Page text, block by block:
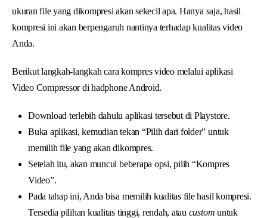
ukuran file yang dikompresi akan sekecil apa. Hanya saja, hasil
kompresi ini akan berpengaruh nantinya terhadap kualitas video
Anda.
Berikut langkah-langkah cara kompres video melalui aplikasi
Video Compressor di hadphone Android.
Download terlebih dahulu aplikasi tersebut di Playstore.
Buka aplikasi, kemudian tekan “Pilih dari folder” untuk
memilih file yang akan dikompres.
Setelah itu, akan muncul beberapa opsi, pilih “Kompres
Video”.
Pada tahap ini, Anda bisa memilih kualitas file hasil kompresi.
Tersedia pilihan kualitas tinggi, rendah, atau customuntuk